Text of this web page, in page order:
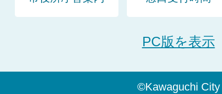
PC版を表示
©Kawaguchi City